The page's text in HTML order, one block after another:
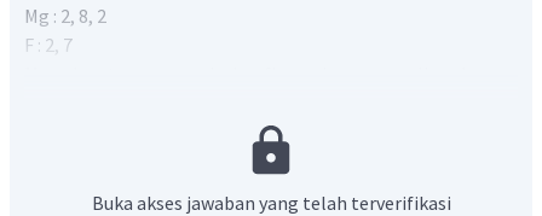
Mg : 2, 8, 2
F : 2, 7
elektron. Atom Mg berubah menjadi ion
(konfigurasi elektron
Buka akses jawaban yang telah terverifikasi